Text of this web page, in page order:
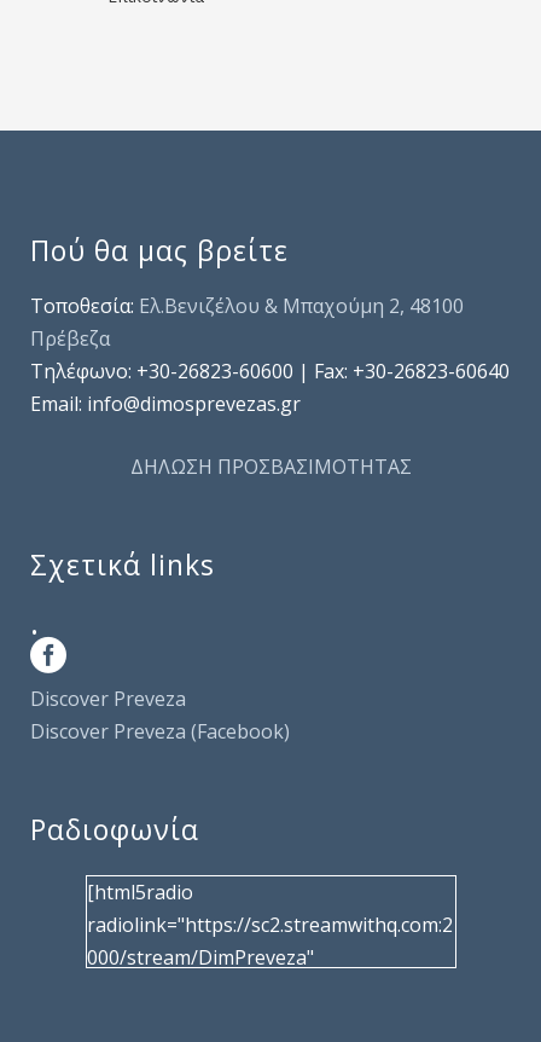
Πού θα μας βρείτε
Τοποθεσία: Ελ.Βενιζέλου & Μπαχούμη 2, 48100
Πρέβεζα
Τηλέφωνo: +30-26823-60600 | Fax: +30-26823-60640
Email: info@dimosprevezas.gr
ΔΗΛΩΣΗ ΠΡΟΣΒΑΣΙΜΟΤΗΤΑΣ
Σχετικά links
.
Discover Preveza
Discover Preveza (Facebook)
Ραδιοφωνία
[html5radio
radiolink="https://sc2.streamwithq.com:2
000/stream/DimPreveza"